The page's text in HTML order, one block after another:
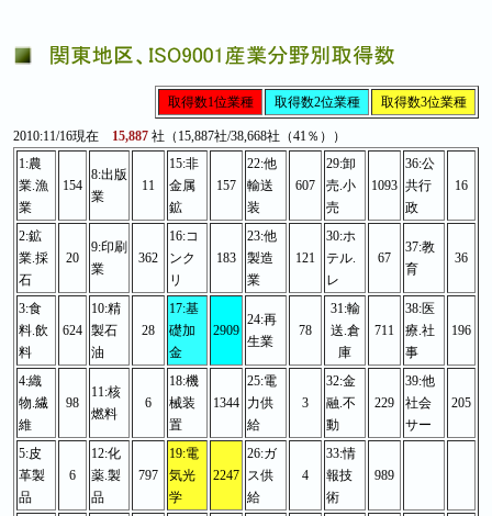
取得数1位業種 取得数2位業種 取得数3位業種
2010:11/16現在 15,887 社（15,887社/38,668社（41％））
1:農
業.漁
業
154
8:出版
業
11
15:非
金属
鉱
157
22:他
輸送
装
607
29:卸
売.小
売
1093
36:公
共行
政
16
2:鉱
業.採
石
20
9:印刷
業
362
16:コ
ンク
リ
183
23:他
製造
業
121
30:ホ
テル.
レ
67
37:教
育
36
3:食
料.飲
料
624
10:精
製石
油
28
17:基
礎加
金
2909
24:再
生業
78
31:輸
送.倉
庫
711
38:医
療.社
事
196
4:織
物.繊
維
98
11:核
燃料
6
18:機
械装
置
1344
25:電
力供
給
3
32:金
融.不
動
229
39:他
社会
サー
205
5:皮
革製
品
6
12:化
薬.製
品
797
19:電
気光
学
2247
26:ガ
ス供
給
4
33:情
報技
術
989